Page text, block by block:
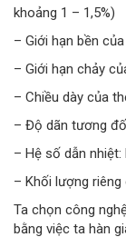
khoảng 1 – 1,5%)
– Giới hạn bền
– Giới hạn chảy
– Chiều dày của
– Độ dãn tương
– Hệ số dẫn nhiệt:
– Khối lượng riêng
Ta chọn công
bằng việc ta hàn